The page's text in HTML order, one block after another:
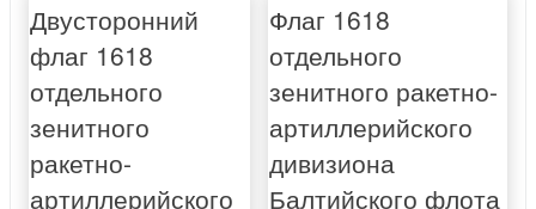
Двусторонний
флаг 1618
отдельного
зенитного
ракетно-
артиллерийского
Флаг 1618
отдельного
зенитного ракетно-
артиллерийского
дивизиона
Балтийского флота